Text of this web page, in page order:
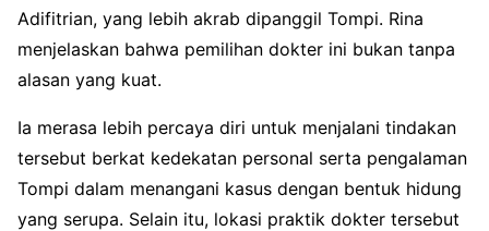
Adifitrian, yang lebih akrab dipanggil Tompi. Rina
menjelaskan bahwa pemilihan dokter ini bukan tanpa
alasan yang kuat.
Ia merasa lebih percaya diri untuk menjalani tindakan
tersebut berkat kedekatan personal serta pengalaman
Tompi dalam menangani kasus dengan bentuk hidung
yang serupa. Selain itu, lokasi praktik dokter tersebut